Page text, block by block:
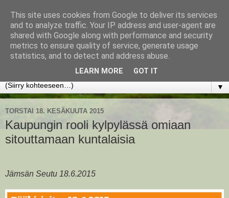
www.jyrkikokko.fi
Uusi Suunta - Jokainen hetki tarjoaa tilaisuuden muuttaa
▼
TORSTAI 18. KESÄKUUTA 2015
Kaupungin rooli kylpylässä omiaan
sitouttamaan kuntalaisia
Jämsän Seutu 18.6.2015
This site uses cookies from Google to deliver its services
and to analyze traffic. Your IP address and user-agent are
shared with Google along with performance and security
metrics to ensure quality of service, generate usage
statistics, and to detect and address abuse.
LEARN MORE GOT IT